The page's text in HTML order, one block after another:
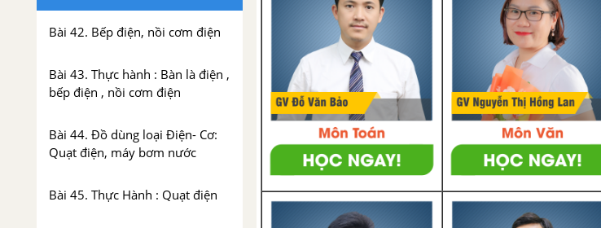
Bài 42. Bếp điện, nồi cơm điện
Bài 43. Thực hành : Bàn là điện ,
bếp điện , nồi cơm điện
Bài 44. Đồ dùng loại Điện- Cơ:
Quạt điện, máy bơm nước
Bài 45. Thực Hành : Quạt điện